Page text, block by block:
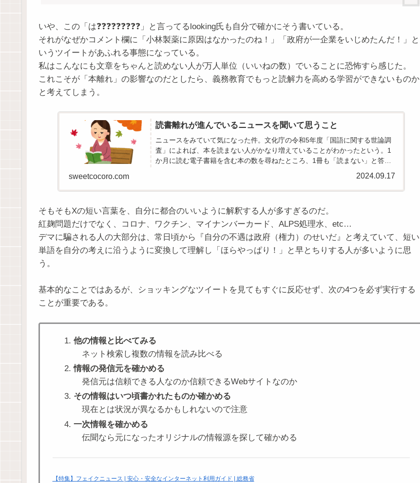
いや、この「は❓❓❓❓❓❓❓❓❓」と言ってるlooking氏も自分で確かにそう書いている。
それがなぜかコメント欄に「小林製薬に原因はなかったのね！」「政府が一企業をいじめたんだ！」と
いうツイートがあふれる事態になっている。
私はこんなにも文章をちゃんと読めない人が万人単位（いいねの数）でいることに恐怖すら感じた。
これこそが「本離れ」の影響なのだとしたら、義務教育でもっと読解力を高める学習ができないものか
と考えてしまう。
読書離れが進んでいるニュースを聞いて思うこと
ニュースをみていて気になった件。文化庁の令和5年度「国語に関する世論調
査」によれば、本を読まない人がかなり増えていることがわかったという。1
か月に読む電子書籍を含む本の数を尋ねたところ、1冊も「読まない」と答え
sweetcocoro.com 2024.09.17
そもそもXの短い言葉を、自分に都合のいいように解釈する人が多すぎるのだ。
紅麹問題だけでなく、コロナ、ワクチン、マイナンバーカード、ALPS処理水、etc…
デマに騙される人の大部分は、常日頃から『自分の不遇は政府（権力）のせいだ』と考えていて、短い
単語を自分の考えに沿うように変換して理解し「ほらやっぱり！」と早とちりする人が多いように思
う。
基本的なことではあるが、ショッキングなツイートを見てもすぐに反応せず、次の4つを必ず実行する
ことが重要である。
他の情報と比べてみる
ネット検索し複数の情報を読み比べる
情報の発信元を確かめる
発信元は信頼できる人なのか信頼できるWebサイトなのか
その情報はいつ頃書かれたものか確かめる
現在とは状況が異なるかもしれないので注意
一次情報を確かめる
伝聞なら元になったオリジナルの情報源を探して確かめる
【特集】フェイクニュース | 安心・安全なインターネット利用ガイド | 総務省